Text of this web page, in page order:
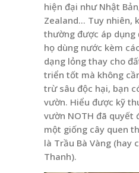
hiện đại như Nhật
Zealand… Tuy nhiên,
thường được áp dụng
họ dùng nước kèm
dạng lỏng thay cho
triển tốt mà không
trừ sâu độc hại, bạn
vườn. Hiểu được kỹ
vườn NOTH đã quyết
một giống cây quen
là Trầu Bà Vàng (hay
Thanh).